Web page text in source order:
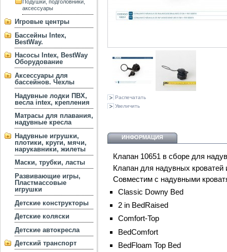
Подушки, подголовники,
аксессуары
Игровые центры
Бассейны Intex,
BestWay.
Насосы Intex, BestWay
Оборудование
Аксессуары для
бассейнов. Чехлы
Надувные лодки ПВХ,
весла intex, крепления
Матрасы для плавания,
надувные кресла
Надувные игрушки,
плотики, круги, мячи,
нарукавники, жилеты
Маски, трубки, ласты
Развивающие игры,
Пластмассовые
игрушки
Детские конструкторы
Детские коляски
Детские автокресла
Детский транспорт
Распечатать
Увеличить
ИНФОРМАЦИЯ
Клапан 10651 в сборе для
Клапан для надувных кроватей
Совместим с надувными
Classic Downy Bed
2 in BedRaised
Comfort-Top
BedComfort
BedFloam Top Bed